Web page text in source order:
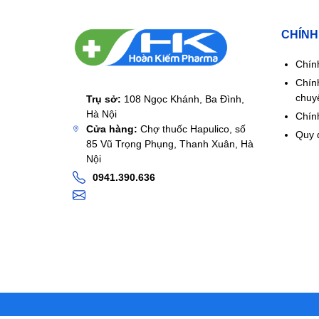
- Thời gian bán thải trung bình của Fexofenadine
được tìm thấy trong nước tiểu.
Trụ sở: 108 Ngọc Khánh, Ba Đình,
Hà Nội
Cửa hàng: Chợ thuốc Hapulico, số
85 Vũ Trọng Phụng, Thanh Xuân, Hà
Nội
0941.390.636
Quy